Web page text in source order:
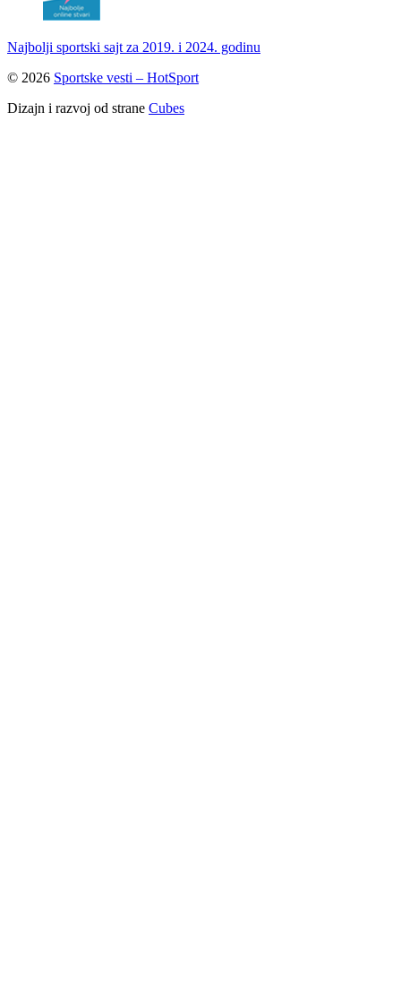
Najbolji sportski sajt za 2019. i 2024. godinu
© 2026 Sportske vesti – HotSport
Dizajn i razvoj od strane Cubes